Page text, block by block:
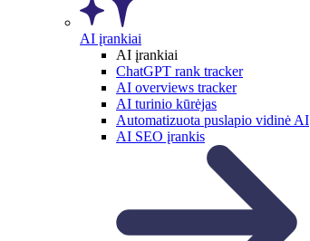
AI įrankiai
AI įrankiai
ChatGPT rank tracker
AI overviews tracker
AI turinio kūrėjas
Automatizuota puslapio vidinė AI
AI SEO įrankis